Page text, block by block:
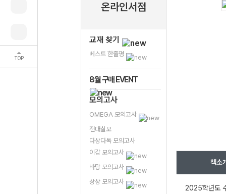
TOP
온라인서점
교재 찾기
베스트 한줄평
8월 구매 EVENT
모의고사
OMEGA 모의고사
전대실모
다상다독 모의고사
이감 모의고사
바탕 모의고사
상상 모의고사
책소
2025학년도